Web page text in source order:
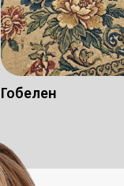
Гобелен